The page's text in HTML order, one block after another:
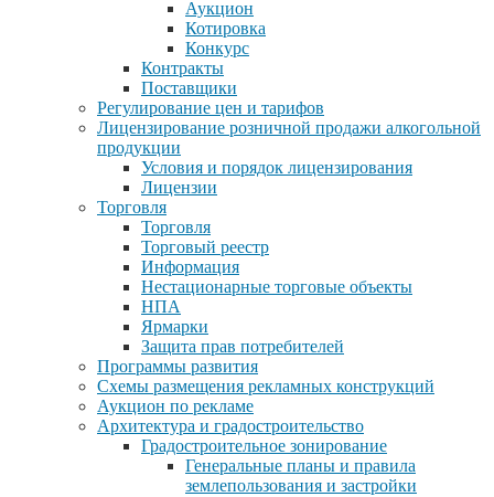
Аукцион
Котировка
Конкурс
Контракты
Поставщики
Регулирование цен и тарифов
Лицензирование розничной продажи алкогольной
продукции
Условия и порядок лицензирования
Лицензии
Торговля
Торговля
Торговый реестр
Информация
Нестационарные торговые объекты
НПА
Ярмарки
Защита прав потребителей
Программы развития
Схемы размещения рекламных конструкций
Аукцион по рекламе
Архитектура и градостроительство
Градостроительное зонирование
Генеральные планы и правила
землепользования и застройки